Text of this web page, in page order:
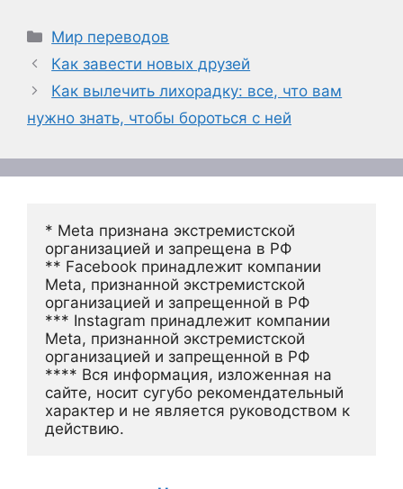
Рубрики
Мир переводов
Как завести новых друзей
Как вылечить лихорадку: все, что вам
нужно знать, чтобы бороться с ней
* Meta признана экстремистской
организацией и запрещена в РФ
** Facebook принадлежит компании
Meta, признанной экстремистской
организацией и запрещенной в РФ
*** Instagram принадлежит компании
Meta, признанной экстремистской
организацией и запрещенной в РФ
**** Вся информация, изложенная на
сайте, носит сугубо рекомендательный
характер и не является руководством к
действию.